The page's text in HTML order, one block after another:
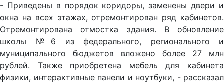
- Приведены в порядок коридоры, заменены двери и
окна на всех этажах, отремонтирован ряд кабинетов.
Отремонтирована отмостка здания. В обновление
школы №6 из федерального, регионального и
муниципального бюджетов вложено более 27 млн
рублей. Также приобретена мебель для кабинета
физики, интерактивные панели и ноутбуки, - рассказал